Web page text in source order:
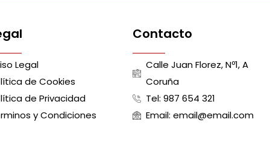
Legal
de Cookies
de Privacidad
y Condiciones
Contacto
Calle Juan Florez, Nº1, A
Coruña
Tel: 987 654 321
Email: email@email.com